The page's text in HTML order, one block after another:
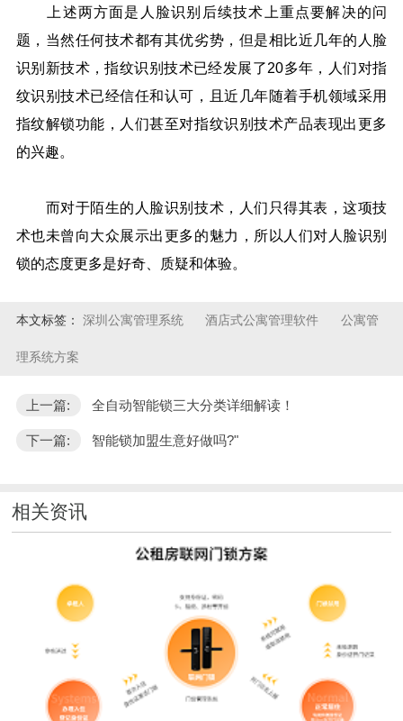
上述两方面是人脸识别后续技术上重点要解决的问
题，当然任何技术都有其优劣势，但是相比近几年的人脸
识别新技术，指纹识别技术已经发展了20多年，人们对指
纹识别技术已经信任和认可，且近几年随着手机领域采用
指纹解锁功能，人们甚至对指纹识别技术产品表现出更多
的兴趣。
而对于陌生的人脸识别技术，人们只得其表，这项技
术也未曾向大众展示出更多的魅力，所以人们对人脸识别
锁的态度更多是好奇、质疑和体验。
本文标签： 深圳公寓管理系统 酒店式公寓管理软件 公寓管
理系统方案
上一篇: 全自动智能锁三大分类详细解读！
下一篇: 智能锁加盟生意好做吗?"
相关资讯